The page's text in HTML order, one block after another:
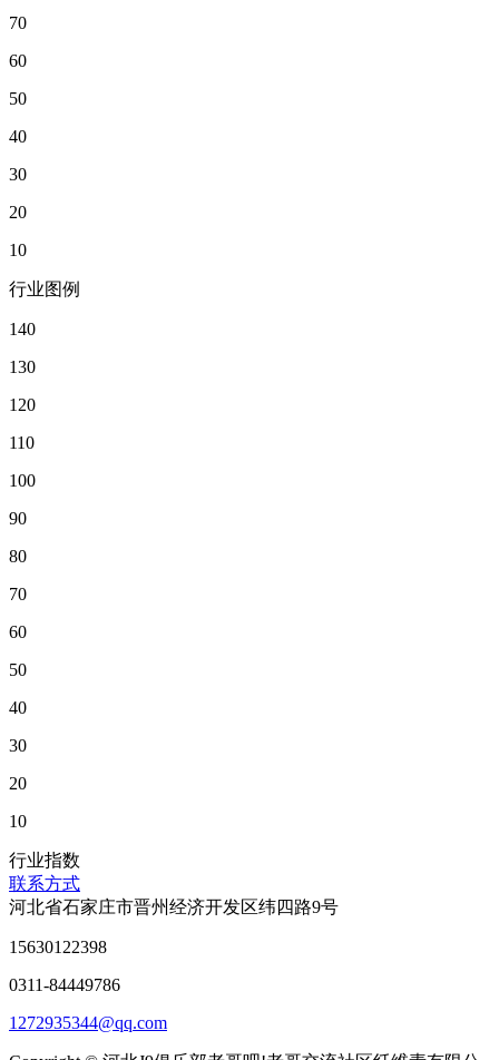
70
60
50
40
30
20
10
行业图例
140
130
120
110
100
90
80
70
60
50
40
30
20
10
行业指数
联系方式
河北省石家庄市晋州经济开发区纬四路9号
15630122398
0311-84449786
1272935344@qq.com